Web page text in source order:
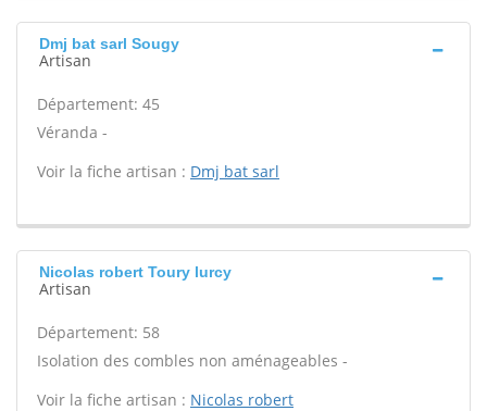
Dmj bat sarl Sougy
Artisan
Département: 45
Véranda -
Voir la fiche artisan : Dmj bat sarl
Nicolas robert Toury lurcy
Artisan
Département: 58
Isolation des combles non aménageables -
Voir la fiche artisan : Nicolas robert